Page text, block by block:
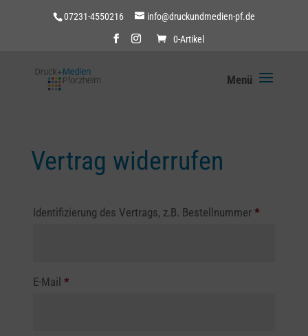
07231-4550216 info@druckundmedien-pf.de
0-Artikel
Vertrag widerrufen
Identifizierung des Vertrags, z.B. Bestellnummer *
E-Mail *